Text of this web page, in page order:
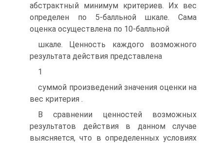
абстрактный минимум критериев. Их вес
определен по 5-балльной шкале. Сама
оценка осуществлена по 10-балльной
шкале. Ценность каждого возможного
результата действия представлена
1
суммой произведений значения оценки на
вес критерия .
В сравнении ценностей возможных
результатов действия в данном слу­чае
выясняется, что в определенных условиях